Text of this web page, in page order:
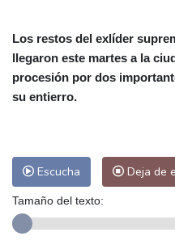
Los restos del exlíder
llegaron este martes a la
procesión por dos
su entierro.
Escucha Deja de
Tamaño del texto: